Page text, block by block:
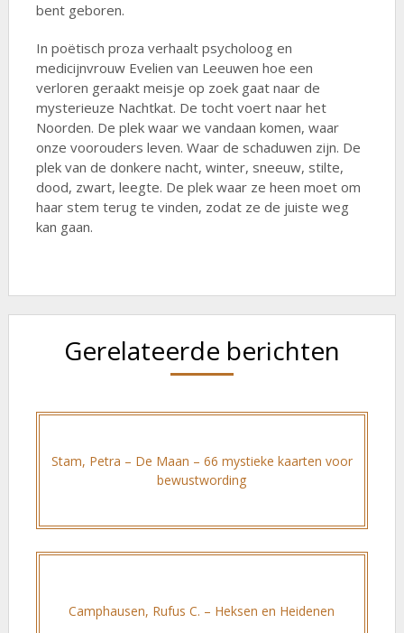
bent geboren.
In poëtisch proza verhaalt psycholoog en
medicijnvrouw Evelien van Leeuwen hoe een
verloren geraakt meisje op zoek gaat naar de
mysterieuze Nachtkat. De tocht voert naar het
Noorden. De plek waar we vandaan komen, waar
onze voorouders leven. Waar de schaduwen zijn. De
plek van de donkere nacht, winter, sneeuw, stilte,
dood, zwart, leegte. De plek waar ze heen moet om
haar stem terug te vinden, zodat ze de juiste weg
kan gaan.
Gerelateerde berichten
Stam, Petra – De Maan – 66 mystieke kaarten voor
bewustwording
Camphausen, Rufus C. – Heksen en Heidenen